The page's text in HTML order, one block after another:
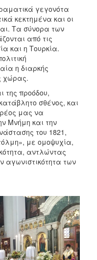
γεγονότα
κεκτημένα και οι
Τα σύνορα των
από τις
και η Τουρκία.
η διαρκής
χώρας.
της προόδου,
σθένος, και
μας να
Μνήμη και την
του 1821,
με ομοψυχία,
αντλώντας
αγωνιστικότητα των